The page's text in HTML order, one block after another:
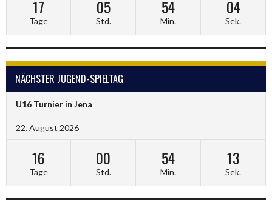
17
Tage
05
Std.
54
Min.
04
Sek.
NÄCHSTER JUGEND-SPIELTAG
U16 Turnier in Jena
22. August 2026
16
Tage
00
Std.
54
Min.
13
Sek.